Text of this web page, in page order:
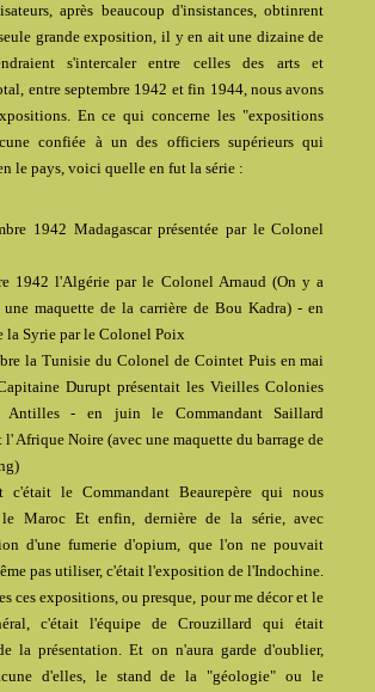
après beaucoup d'insistances, obtinrent
grande exposition, il y en ait une dizaine de
s'intercaler entre celles des arts et
entre septembre 1942 et fin 1944, nous avons
En ce qui concerne les "expositions
confiée à un des officiers supérieurs qui
le pays, voici quelle en fut la série :
1942 Madagascar présentée par le Colonel
1942 l'Algérie par le Colonel Arnaud (On y a
une maquette de la carrière de Bou Kadra) - en
la Syrie par le Colonel Poix
la Tunisie du Colonel de Cointet Puis en mai
Durupt présentait les Vieilles Colonies
Antilles - en juin le Commandant Saillard
l' Afrique Noire (avec une maquette du barrage de
le Commandant Beaurepère qui nous
Maroc Et enfin, dernière de la série, avec
d'une fumerie d'opium, que l'on ne pouvait
pas utiliser, c'était l'exposition de l'Indochine.
ces expositions, ou presque, pour me décor et le
c'était l'équipe de Crouzillard qui était
la présentation. Et on n'aura garde d'oublier,
d'elles, le stand de la "géologie" ou le